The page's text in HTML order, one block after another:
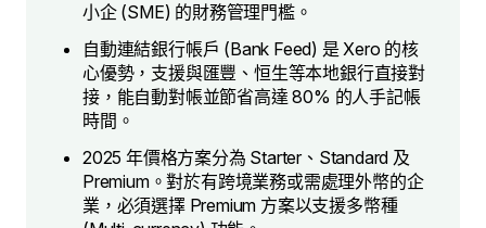
小企 (SME) 的財務管理門檻。
自動連結銀行帳戶 (Bank Feed) 是 Xero 的核
心優勢，支援與匯豐、恒生等本地銀行直接對
接，能自動對帳並節省高達 80% 的人手記帳
時間。
2025 年價格方案分為 Starter、Standard 及
Premium。對於有跨境業務或需處理外幣的企
業，必須選擇 Premium 方案以支援多幣種